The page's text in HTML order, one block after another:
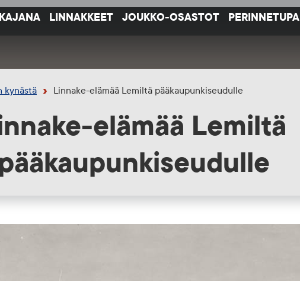
LINNAKKEET JOUKKO-OSASTOT PERINNETUPA
kynästä Linnake-elämää Lemiltä pääkaupunkiseudulle
elämää Lemiltä